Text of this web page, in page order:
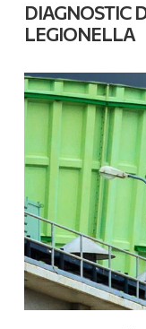
DIAGNOSTIC
LEGIONELLA